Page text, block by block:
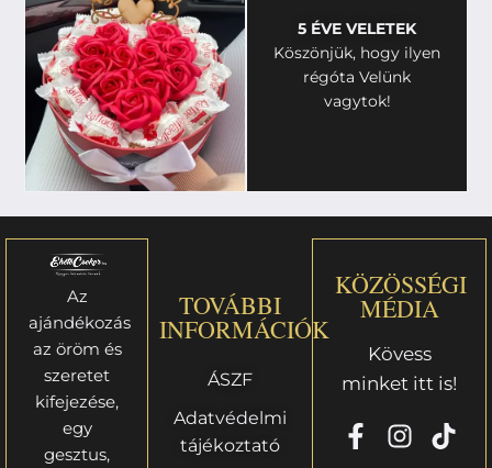
5 ÉVE VELETEK
Köszönjük, hogy ilyen
régóta Velünk
vagytok!
Az
ajándékozás
az öröm és
szeretet
kifejezése,
egy
gesztus,
TOVÁBBI
INFORMÁCIÓK
ÁSZF
Adatvédelmi
tájékoztató
KÖZÖSSÉGI
MÉDIA
Kövess
minket itt is!